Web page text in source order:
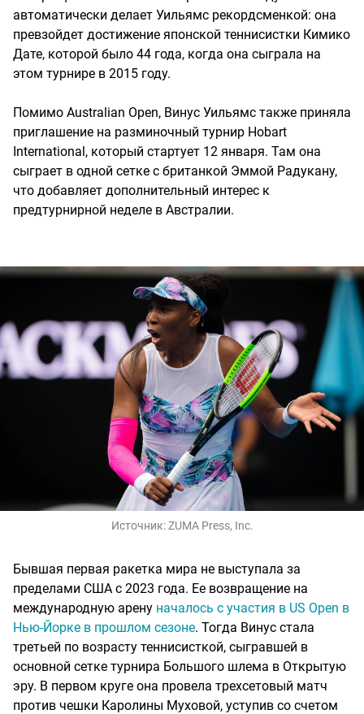
автоматически делает Уильямс рекордсменкой: она
превзойдет достижение японской теннисистки Кимико
Дате, которой было 44 года, когда она сыграла на
этом турнире в 2015 году.
Помимо Australian Open, Винус Уильямс также приняла
приглашение на разминочный турнир Hobart
International, который стартует 12 января. Там она
сыграет в одной сетке с британкой Эммой Радукану,
что добавляет дополнительный интерес к
предтурнирной неделе в Австралии.
Источник:ZUMA Press, Inc.
Бывшая первая ракетка мира не выступала за
пределами США с 2023 года. Ее возвращение на
международную арену началось с участия в US Open в
Нью-Йорке в прошлом сезоне. Тогда Винус стала
третьей по возрасту теннисисткой, сыгравшей в
основной сетке турнира Большого шлема в Открытую
эру. В первом круге она провела трехсетовый матч
против чешки Каролины Муховой, уступив со счетом